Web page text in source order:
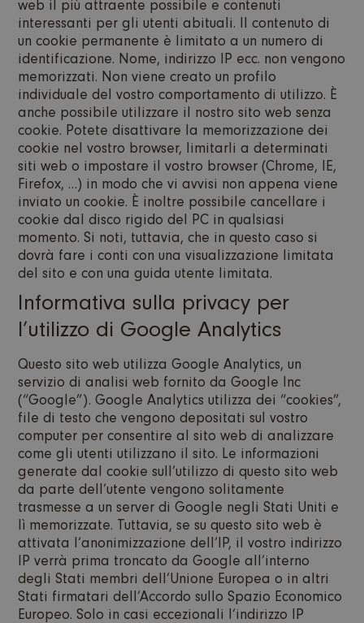
web il più attraente possibile e contenuti
interessanti per gli utenti abituali. Il contenuto di
un cookie permanente è limitato a un numero di
identificazione. Nome, indirizzo IP ecc. non vengono
memorizzati. Non viene creato un profilo
individuale del vostro comportamento di utilizzo. È
anche possibile utilizzare il nostro sito web senza
cookie. Potete disattivare la memorizzazione dei
cookie nel vostro browser, limitarli a determinati
siti web o impostare il vostro browser (Chrome, IE,
Firefox, …) in modo che vi avvisi non appena viene
inviato un cookie. È inoltre possibile cancellare i
cookie dal disco rigido del PC in qualsiasi
momento. Si noti, tuttavia, che in questo caso si
dovrà fare i conti con una visualizzazione limitata
del sito e con una guida utente limitata.
Informativa sulla privacy per
l’utilizzo di Google Analytics
Questo sito web utilizza Google Analytics, un
servizio di analisi web fornito da Google Inc
(“Google”). Google Analytics utilizza dei “cookies”,
file di testo che vengono depositati sul vostro
computer per consentire al sito web di analizzare
come gli utenti utilizzano il sito. Le informazioni
generate dal cookie sull’utilizzo di questo sito web
da parte dell’utente vengono solitamente
trasmesse a un server di Google negli Stati Uniti e
lì memorizzate. Tuttavia, se su questo sito web è
attivata l’anonimizzazione dell’IP, il vostro indirizzo
IP verrà prima troncato da Google all’interno
degli Stati membri dell’Unione Europea o in altri
Stati firmatari dell’Accordo sullo Spazio Economico
Europeo. Solo in casi eccezionali l’indirizzo IP